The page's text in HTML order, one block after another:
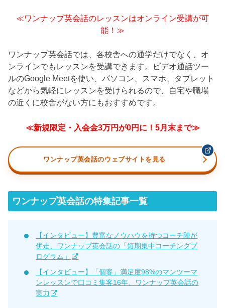
≪ワンナップ英会話のレッスンはオンライン受講が可
能！≫
ワンナップ英会話では、各校舎への通学だけでなく、オ
ンラインでもレッスンを受講できます。ビデオ通話ツー
ルのGoogle Meetを使い、パソコン、スマホ、タブレット
などから気軽にレッスンを受けられるので、自宅や職場
の近くに校舎がない方にもおすすめです。
≪新規限定・入会金3万円が0円に！5月末まで≫
ワンナップ英会話のウェブサイトを見る
ワンナップ英会話の特集記事一覧
【インタビュー】豊富なノウハウを持つコーチ陣が
併走、ワンナップ英会話の「短期集中コーチングプ
ログラム」
【インタビュー】「個客」満足度98%のマンツーマ
ンレッスンで口コミ集客16年、ワンナップ英会話の
実力